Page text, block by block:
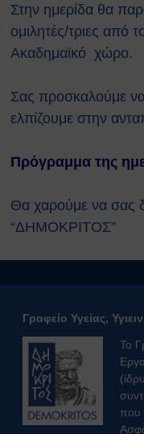
Στην ημερίδα θα
ομιλητές/τριες από
Ακαδημαϊκό χώρο.
Σας προσκαλούμε να
ελπίζουμε στην
Πρόγραμμα της
Θα χαρούμε να σας
“ΔΗΜΟΚΡΙΤΟΣ”
Γραφείο Υγείας,
Το
που